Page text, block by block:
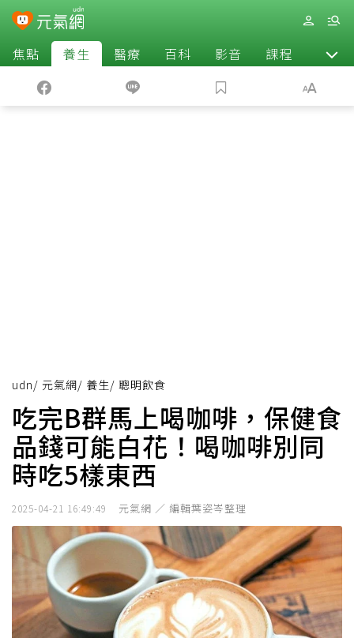
焦點 養生 醫療 百科 影音 課程 退休
udn/ 元氣網/ 養生/ 聰明飲食
吃完B群馬上喝咖啡，保健食
品錢可能白花！喝咖啡別同
時吃5樣東西
2025-04-21 16:49:49 元氣網 ／ 編輯葉姿岑整理